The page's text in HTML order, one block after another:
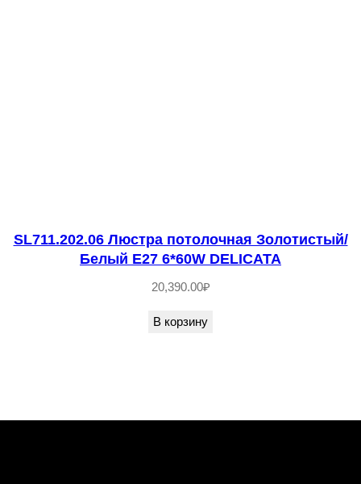
SL711.202.06 Люстра потолочная Золотистый/
Белый E27 6*60W DELICATA
20,390.00₽
В корзину